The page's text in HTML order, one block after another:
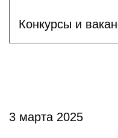
Конкурсы и
3 марта 2025